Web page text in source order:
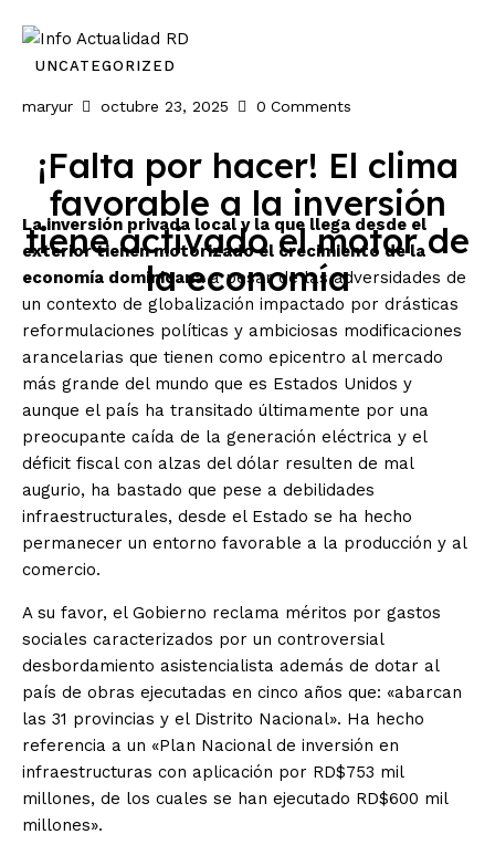
¡Falta por hacer! El clima
favorable a la inversión
tiene activado el motor de
la economía
Inicio
Economia
Internacionales
Deporte
UNCATEGORIZED
maryur octubre 23, 2025 0 Comments
La inversión privada local y la que llega desde el
exterior tienen motorizado el crecimiento de la
economía dominicanaa pesar de las adversidades de
un contexto de globalización impactado por drásticas
reformulaciones políticas y ambiciosas modificaciones
arancelarias que tienen como epicentro al mercado
más grande del mundo que es Estados Unidos y
aunque el país ha transitado últimamente por una
preocupante caída de la generación eléctrica y el
déficit fiscal con alzas del dólar resulten de mal
augurio, ha bastado que pese a debilidades
infraestructurales, desde el Estado se ha hecho
permanecer un entorno favorable a la producción y al
comercio.
A su favor, el Gobierno reclama méritos por gastos
sociales caracterizados por un controversial
desbordamiento asistencialista además de dotar al
país de obras ejecutadas en cinco años que: «abarcan
las 31 provincias y el Distrito Nacional». Ha hecho
referencia a un «Plan Nacional de inversión en
infraestructuras con aplicación por RD$753 mil
millones, de los cuales se han ejecutado RD$600 mil
millones».